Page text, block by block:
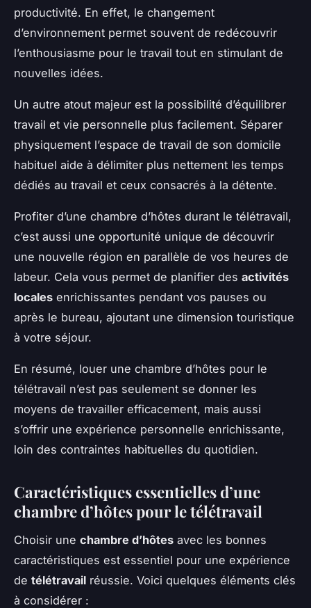
productivité. En effet, le changement
d’environnement permet souvent de redécouvrir
l’enthousiasme pour le travail tout en stimulant de
nouvelles idées.
Un autre atout majeur est la possibilité d’équilibrer
travail et vie personnelle plus facilement. Séparer
physiquement l’espace de travail de son domicile
habituel aide à délimiter plus nettement les temps
dédiés au travail et ceux consacrés à la détente.
Profiter d’une chambre d’hôtes durant le télétravail,
c’est aussi une opportunité unique de découvrir
une nouvelle région en parallèle de vos heures de
labeur. Cela vous permet de planifier des activités
locales enrichissantes pendant vos pauses ou
après le bureau, ajoutant une dimension touristique
à votre séjour.
En résumé, louer une chambre d’hôtes pour le
télétravail n’est pas seulement se donner les
moyens de travailler efficacement, mais aussi
s’offrir une expérience personnelle enrichissante,
loin des contraintes habituelles du quotidien.
Caractéristiques essentielles d’une
chambre d’hôtes pour le télétravail
Choisir une chambre d’hôtes avec les bonnes
caractéristiques est essentiel pour une expérience
de télétravail réussie. Voici quelques éléments clés
à considérer :